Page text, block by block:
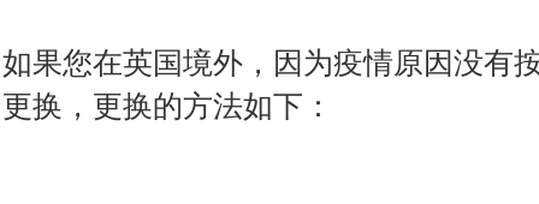
如果您在英国境外，因为疫情原因没有
更换，更换的方法如下：